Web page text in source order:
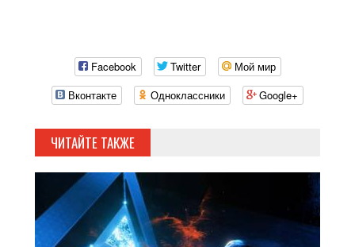
Facebook Twitter
Мой мир
Вконтакте
Одноклассники Google+
ЧИТАЙТЕ ТАКЖЕ